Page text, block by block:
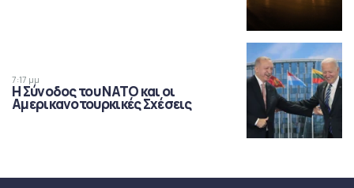
7:17 μμ
Η Σύνοδος του ΝΑΤΟ και οι
Αμερικανοτουρκικές Σχέσεις